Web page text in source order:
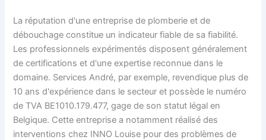
La réputation d'une entreprise de plomberie et de
débouchage constitue un indicateur fiable de sa fiabilité.
Les professionnels expérimentés disposent généralement
de certifications et d'une expertise reconnue dans le
domaine. Services André, par exemple, revendique plus de
10 ans d'expérience dans le secteur et possède le numéro
de TVA BE1010.179.477, gage de son statut légal en
Belgique. Cette entreprise a notamment réalisé des
interventions chez INNO Louise pour des problèmes de